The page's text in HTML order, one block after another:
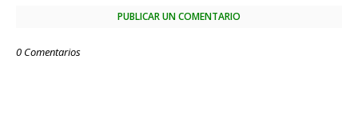
PUBLICAR UN COMENTARIO
0 Comentarios